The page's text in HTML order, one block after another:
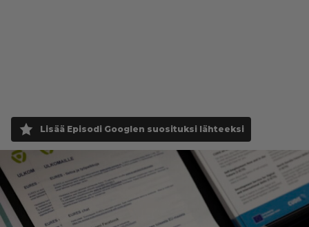
Lisää Episodi Googlen suosituksi lähteeksi